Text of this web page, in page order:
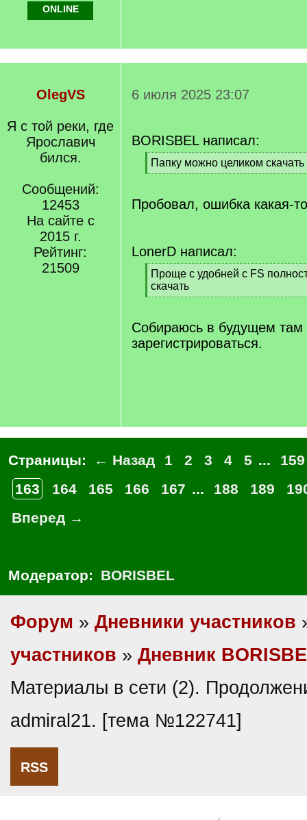
ONLINE
OlegVS
Я с той реки, где
Ярославич
бился.
Сообщений:
12453
На сайте с
2015 г.
Рейтинг:
21509
6 июля 2025 23:07
BORISBEL написал:
[
q
Папку можно целиком скачать
[
q
]
Пробовал, ошибка какая-
LonerD написал:
[
q
]
Проще с удобней с FS
скачать
[
q
]
Собираюсь в будущем там
зарегистрироваться.
Страницы: ← Назад 1 2 3 4 5 ...
159
163
164 165 166 167 ... 188 189
Вперед →
Модератор: BORISBEL
Форум » Дневники участников
участников » Дневник
Материалы в сети (2).
admiral21. [тема №122741]
RSS